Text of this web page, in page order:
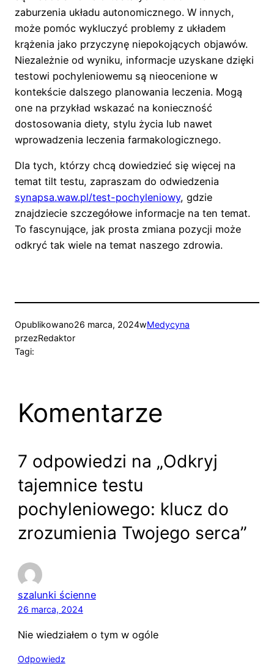
zaburzenia układu autonomicznego. W innych,
może pomóc wykluczyć problemy z układem
krążenia jako przyczynę niepokojących objawów.
Niezależnie od wyniku, informacje uzyskane dzięki
testowi pochyleniowemu są nieocenione w
kontekście dalszego planowania leczenia. Mogą
one na przykład wskazać na konieczność
dostosowania diety, stylu życia lub nawet
wprowadzenia leczenia farmakologicznego.
Dla tych, którzy chcą dowiedzieć się więcej na
temat tilt testu, zapraszam do odwiedzenia
synapsa.waw.pl/test-pochyleniowy, gdzie
znajdziecie szczegółowe informacje na ten temat.
To fascynujące, jak prosta zmiana pozycji może
odkryć tak wiele na temat naszego zdrowia.
Opublikowano26 marca, 2024wMedycyna
przezRedaktor
Tagi:
Komentarze
7 odpowiedzi na „Odkryj
tajemnice testu
pochyleniowego: klucz do
zrozumienia Twojego serca”
szalunki ścienne
26 marca, 2024
Nie wiedziałem o tym w ogóle
Odpowiedz